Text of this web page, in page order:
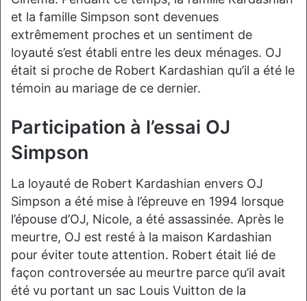
et la famille Simpson sont devenues
extrêmement proches et un sentiment de
loyauté s’est établi entre les deux ménages. OJ
était si proche de Robert Kardashian qu’il a été le
témoin au mariage de ce dernier.
Participation à l’essai OJ
Simpson
La loyauté de Robert Kardashian envers OJ
Simpson a été mise à l’épreuve en 1994 lorsque
l’épouse d’OJ, Nicole, a été assassinée. Après le
meurtre, OJ est resté à la maison Kardashian
pour éviter toute attention. Robert était lié de
façon controversée au meurtre parce qu’il avait
été vu portant un sac Louis Vuitton de la